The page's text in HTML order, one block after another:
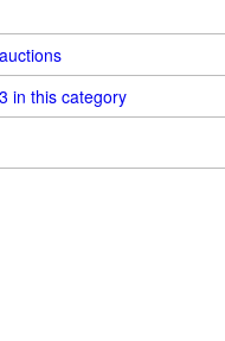
in this category